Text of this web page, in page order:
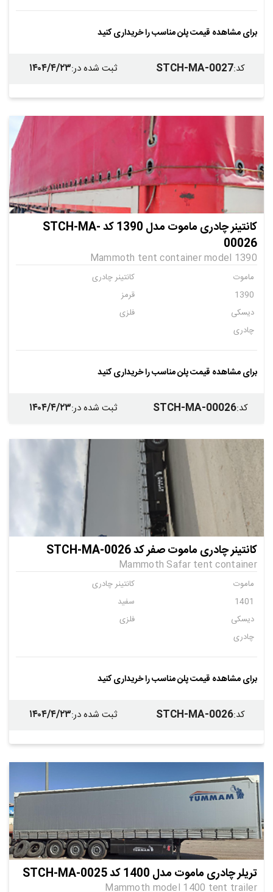
برای مشاهده قیمت پلن مناسب را خریداری کنید
کد:
STCH-MA-0027 ثبت شده در:۱۴۰۴/۴/۲۳
کانتینر چادری ماموت مدل 1390 کد STCH-MA-
00026
Mammoth tent container model 1390
ماموت
کانتینر چادری
1390
قرمز
دیسکی
فلزی
چادری
برای مشاهده قیمت پلن مناسب را خریداری کنید
کد:
STCH-MA-00026 ثبت شده در:۱۴۰۴/۴/۲۳
کانتینر چادری ماموت صفر کد STCH-MA-0026
Mammoth Safar tent container
ماموت
کانتینر چادری
1401
سفید
دیسکی
فلزی
چادری
برای مشاهده قیمت پلن مناسب را خریداری کنید
کد:
STCH-MA-0026 ثبت شده در:۱۴۰۴/۴/۲۳
تریلر چادری ماموت مدل 1400 کد STCH-MA-0025
Mammoth model 1400 tent trailer